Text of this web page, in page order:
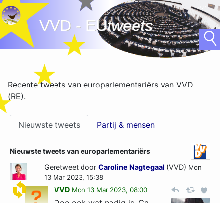
VVD - EUtweets
Recente tweets van europarlementariërs van VVD
(RE).
Nieuwste tweets Partij & mensen
Nieuwste tweets van europarlementariërs
Geretweet door Caroline Nagtegaal (VVD) Mon
13 Mar 2023, 15:38
VVD Mon 13 Mar 2023, 08:00